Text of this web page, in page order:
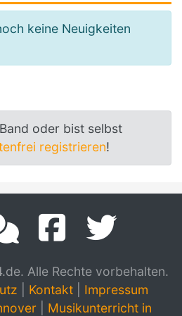
keine Neuigkeiten
oder bist selbst
registrieren!
Alle Rechte vorbehalten.
Kontakt
Impressum
Musikunterricht in